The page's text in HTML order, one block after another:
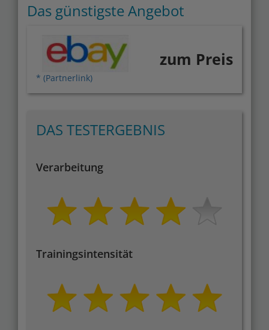
Das günstigste Angebot
* (Partnerlink)
zum Preis
DAS TESTERGEBNIS
Verarbeitung
Trainingsintensität